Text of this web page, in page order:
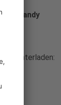
Handy
herunterladen: